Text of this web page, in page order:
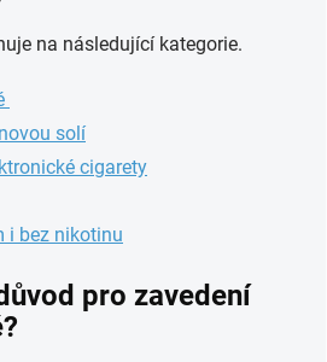
na následující kategorie.
solí
cigarety
i bez nikotinu
pro zavedení